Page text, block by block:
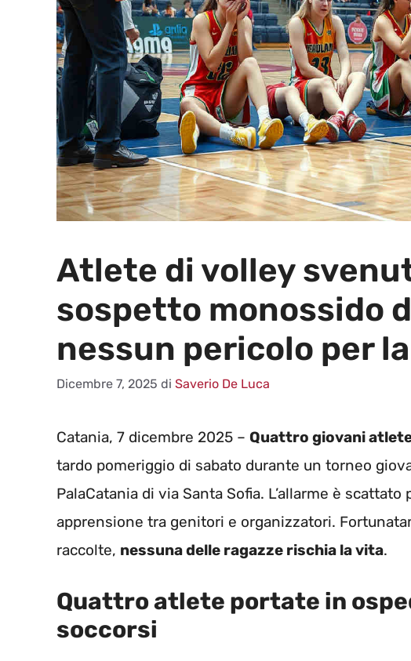
Atlete di volley
sospetto monossido
nessun pericolo per
Dicembre 7, 2025 di Saverio De Luca
Catania, 7 dicembre 2025 – Quattro giovani
tardo pomeriggio di sabato durante un torneo
PalaCatania di via Santa Sofia. L’allarme è
apprensione tra genitori e organizzatori.
raccolte, nessuna delle ragazze rischia la vita.
Quattro atlete portate in
soccorsi